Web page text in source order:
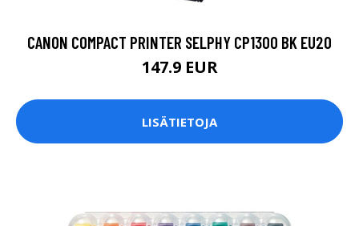
CANON COMPACT PRINTER SELPHY CP1300 BK EU20
147.9 EUR
LISÄTIETOJA